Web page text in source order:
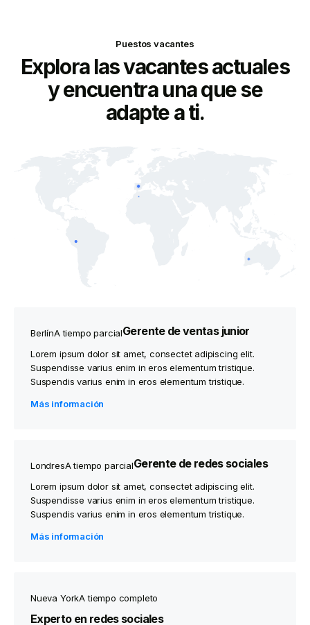
Puestos vacantes
Explora las vacantes actuales
y encuentra una que se
adapte a ti.
BerlínA tiempo parcialGerente de ventas junior
Lorem ipsum dolor sit amet, consectet adipiscing elit.
Suspendisse varius enim in eros elementum tristique.
Suspendis varius enim in eros elementum tristique.
Más información
LondresA tiempo parcialGerente de redes sociales
Lorem ipsum dolor sit amet, consectet adipiscing elit.
Suspendisse varius enim in eros elementum tristique.
Suspendis varius enim in eros elementum tristique.
Más información
Nueva YorkA tiempo completo
Experto en redes sociales